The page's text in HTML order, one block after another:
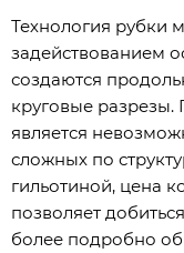
Технология рубки
задействованием
создаются
круговые разрезы.
является
сложных по
гильотиной, цена
позволяет
более подробно об